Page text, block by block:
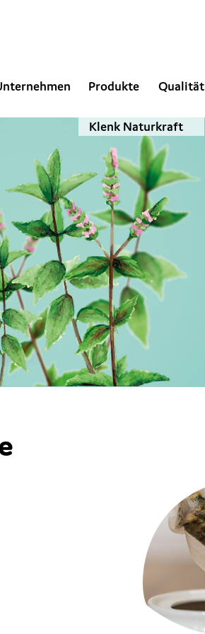
Produkte Qualität
Klenk Naturkraft